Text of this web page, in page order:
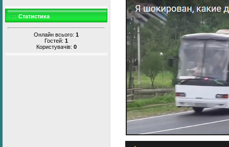
Статистика
Онлайн всього: 1
Гостей: 1
Користувачів: 0